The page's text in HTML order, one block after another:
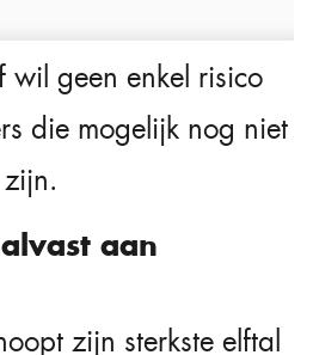
wil geen enkel risico
die mogelijk nog niet
aan
zijn sterkste elftal